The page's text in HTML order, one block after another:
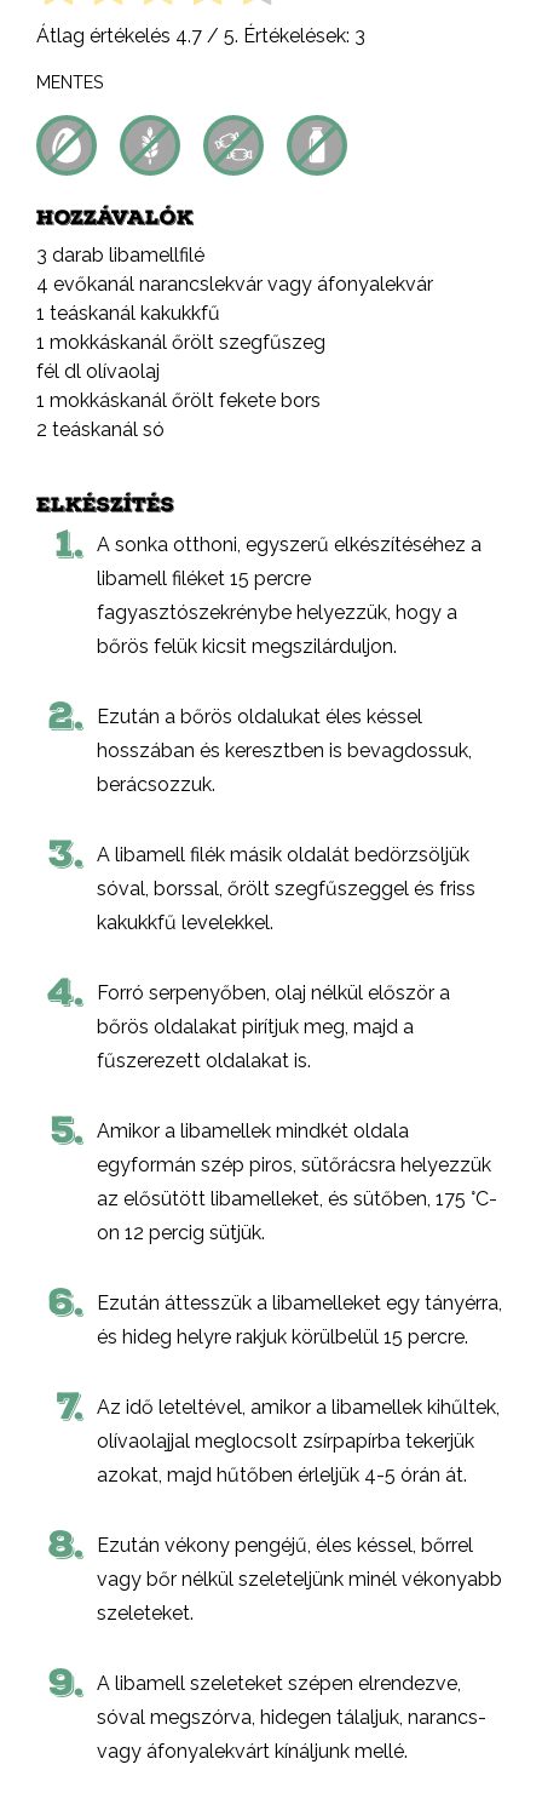
Átlag értékelés 4.7 / 5. Értékelések: 3
MENTES
HOZZÁVALÓK
3 darab libamellfilé
4 evőkanál narancslekvár vagy áfonyalekvár
1 teáskanál kakukkfű
1 mokkáskanál őrölt szegfűszeg
fél dl olívaolaj
1 mokkáskanál őrölt fekete bors
2 teáskanál só
ELKÉSZÍTÉS
1. A sonka otthoni, egyszerű elkészítéséhez a
libamell filéket 15 percre
fagyasztószekrénybe helyezzük, hogy a
bőrös felük kicsit megszilárduljon.
2.
Ezután a bőrös oldalukat éles késsel
hosszában és keresztben is bevagdossuk,
berácsozzuk.
3. A libamell filék másik oldalát bedörzsöljük
sóval, borssal, őrölt szegfűszeggel és friss
kakukkfű levelekkel.
4.
Forró serpenyőben, olaj nélkül először a
bőrös oldalakat pirítjuk meg, majd a
fűszerezett oldalakat is.
5. Amikor a libamellek mindkét oldala
egyformán szép piros, sütőrácsra helyezzük
az elősütött libamelleket, és sütőben, 175 °C-
on 12 percig sütjük.
6.
Ezután áttesszük a libamelleket egy tányérra,
és hideg helyre rakjuk körülbelül 15 percre.
7. Az idő leteltével, amikor a libamellek kihűltek,
olívaolajjal meglocsolt zsírpapírba tekerjük
azokat, majd hűtőben érleljük 4-5 órán át.
8.
Ezután vékony pengéjű, éles késsel, bőrrel
vagy bőr nélkül szeleteljünk minél vékonyabb
szeleteket.
9. A libamell szeleteket szépen elrendezve,
sóval megszórva, hidegen tálaljuk, narancs-
vagy áfonyalekvárt kínáljunk mellé.